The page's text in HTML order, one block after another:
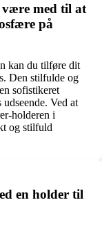
med til at
på
kan du tilføre dit
Den stilfulde og
sofistikeret
Ved at
holderen i
og stilfuld
en holder til